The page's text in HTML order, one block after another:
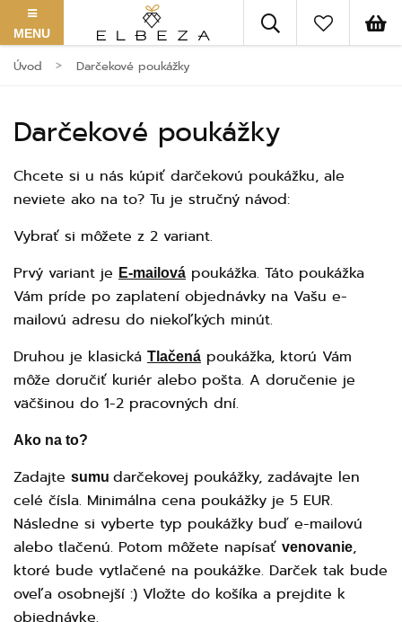
MENU
Úvod Darčekové poukážky
Darčekové poukážky
Chcete si u nás kúpiť darčekovú poukážku, ale
neviete ako na to? Tu je stručný návod:
Vybrať si môžete z 2 variant.
Prvý variant je E-mailová poukážka. Táto poukážka
Vám príde po zaplatení objednávky na Vašu e-
mailovú adresu do niekoľkých minút.
Druhou je klasická Tlačená poukážka, ktorú Vám
môže doručiť kuriér alebo pošta. A doručenie je
väčšinou do 1-2 pracovných dní.
Ako na to?
Zadajte sumu darčekovej poukážky, zadávajte len
celé čísla. Minimálna cena poukážky je 5 EUR.
Následne si vyberte typ poukážky buď e-mailovú
alebo tlačenú. Potom môžete napísať venovanie,
ktoré bude vytlačené na poukážke. Darček tak bude
oveľa osobnejší :) Vložte do košíka a prejdite k
objednávke.